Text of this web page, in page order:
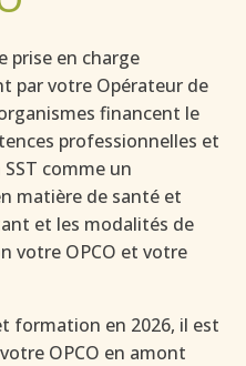
prise en charge
par votre Opérateur de
financent le
professionnelles et
comme un
matière de santé et
et les modalités de
votre OPCO et votre
formation en 2026, il est
OPCO en amont